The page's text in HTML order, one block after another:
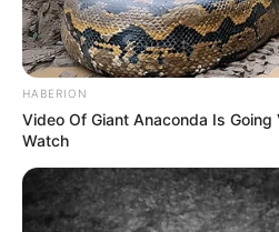
HABERION
Video Of Giant Anaconda Is Going
Watch